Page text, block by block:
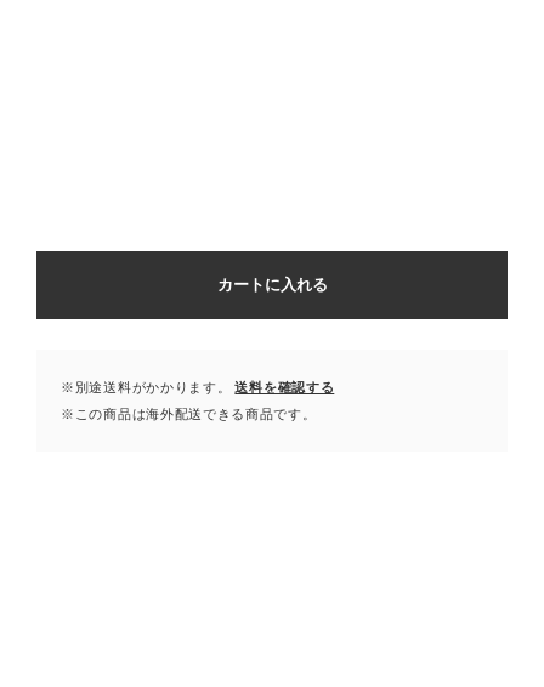
カートに入れる
※別途送料がかかります。
送料を確認する
※この商品は海外配送できる商品です。